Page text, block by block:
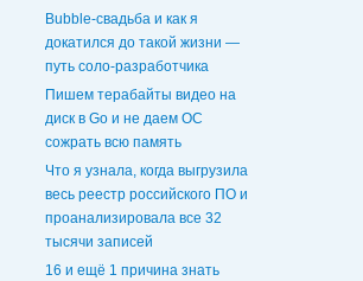
Bubble-свадьба и как я
докатился до такой жизни —
путь соло-разработчика
Пишем терабайты видео на
диск в Go и не даем ОС
сожрать всю память
Что я узнала, когда выгрузила
весь реестр российского ПО и
проанализировала все 32
тысячи записей
16 и ещё 1 причина знать